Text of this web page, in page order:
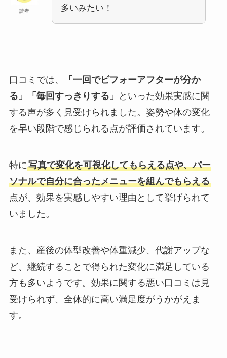
読者
多いみたい！
口コミでは、
「一回でビフォーアフターが分か
る」「毎回すっきりする」
といった効果実感に関
する声が多く見受けられました。姿勢や体の変化
を早い段階で感じられる点が評価されています。
特に写真で変化を可視化してもらえる点や、パー
ソナルで自分に合ったメニューを組んでもらえる
点が、効果を実感しやすい理由として挙げられて
いました。
また、産後の体型改善や体重減少、代謝アップな
ど、継続することで得られた変化に満足している
方も多いようです。効果に関する悪い口コミは見
受けられず、全体的に高い満足度がうかがえま
す。